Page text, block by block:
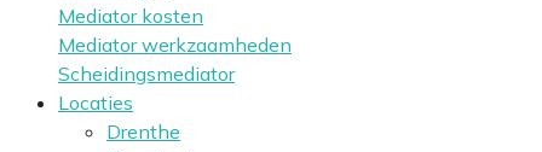
Mediator kosten
Mediator werkzaamheden
Scheidingsmediator
Locaties
Drenthe